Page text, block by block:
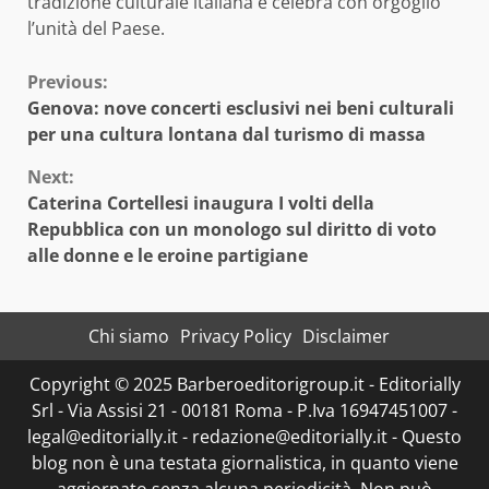
l’unità del Paese.
Continue
Reading
Previous:
Genova: nove concerti esclusivi nei beni culturali
per una cultura lontana dal turismo di massa
Next:
Caterina Cortellesi inaugura I volti della
Repubblica con un monologo sul diritto di voto
alle donne e le eroine partigiane
Chi siamo Privacy Policy Disclaimer
Copyright © 2025 Barberoeditorigroup.it - Editorially
Srl - Via Assisi 21 - 00181 Roma - P.Iva 16947451007 -
legal@editorially.it - redazione@editorially.it - Questo
blog non è una testata giornalistica, in quanto viene